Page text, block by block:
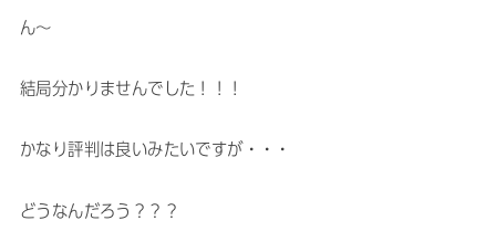
ん〜
結局分かりませんでした！！！
かなり評判は良いみたいですが・・・
どうなんだろう？？？